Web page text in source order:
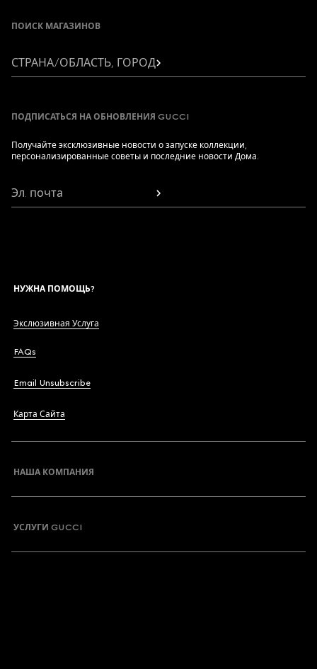
ПОИСК МАГАЗИНОВ
СТРАНА/ОБЛАСТЬ, ГОРОД
ПОДПИСАТЬСЯ НА ОБНОВЛЕНИЯ GUCCI
Получайте эксклюзивные новости о запуске коллекции,
персонализированные советы и последние новости Дома.
Эл. почта
НУЖНА ПОМОЩЬ?
Экслюзивная Услуга
FAQs
Email Unsubscribe
Карта Сайта
НАША КОМПАНИЯ
УСЛУГИ GUCCI